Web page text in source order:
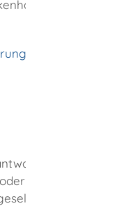
Praxis,
ist
eine